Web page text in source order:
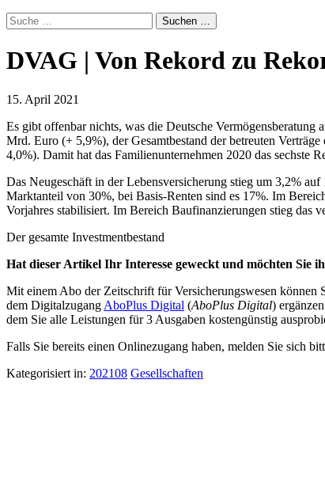
DVAG | Von Rekord zu
15. April 2021
Es gibt offenbar nichts, was die Deutsche
Mrd. Euro (+ 5,9%), der Gesamtbestand der betreuten
4,0%). Damit hat das Familienunternehmen 2020 das sechste
Das Neugeschäft in der Lebensversicherung stieg um 3,2%
Marktanteil von 30%, bei Basis-Renten sind es 17%. Im
Vorjahres stabilisiert. Im Bereich Baufinanzierungen stieg das
Der gesamte Investmentbestand
Hat dieser Artikel Ihr Interesse geweckt und möchten Sie
Mit einem Abo der Zeitschrift für Versicherungswesen können
dem Digitalzugang AboPlus Digital (AboPlus Digital)
dem Sie alle Leistungen für 3 Ausgaben kostengünstig
Falls Sie bereits einen Onlinezugang haben, melden Sie sich
Kategorisiert in: 202108 Gesellschaften